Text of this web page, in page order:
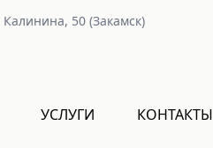
Калинина, 50 (Закамск)
УСЛУГИ КОНТАКТЫ